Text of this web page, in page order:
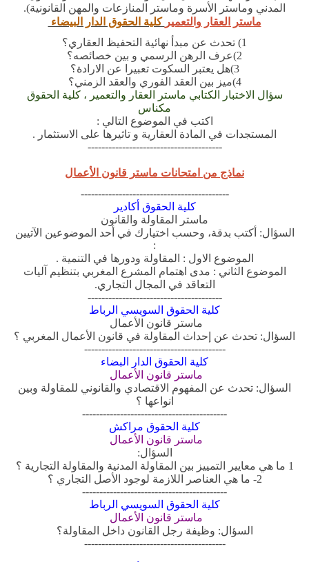
المدني وماستر الأسرة وماستر المنازعات والمهن القانونية).
ماستر العقار والتعمير كلية الحقوق الدار البيضاء
1) تحدث عن مبدأ نهائية التحفيظ العقاري؟
2)عرف الرهن الرسمي و بين خصائصه؟
3)هل يعتبر السكوت تعبيرا عن الارادة؟
4)ميز بين العقد الفوري والعقد الزمني؟
سؤال الاختبار الكتابي ماستر العقار والتعمير ، كلية الحقوق
مكناس
اكتب في الموضوع التالي :
المستجدات في المادة العقارية و تاثيرها على الاستثمار .
---------------------------------------
نماذج من امتحانات ماستر قانون الأعمال
-------------------------------------------
كلية الحقوق أكادير
ماستر المقاولة والقانون
السؤال: أكتب بدقة، وحسب اختيارك في أحد الموضوعين الآتيين
:
الموضوع الاول : المقاولة ودورها في التنمية .
الموضوع الثاني : مدى اهتمام المشرع المغربي بتنظيم آليات
التعاقد في المجال التجاري.
---------------------------------------
كلية الحقوق السويسي الرباط
ماستر قانون الأعمال
السؤال: تحدث عن إحداث المقاولة في قانون الأعمال المغربي ؟
-----------------------------------------
كلية الحقوق الدار البضاء
ماستر قانون الأعمال
السؤال: تحدث عن المفهوم الاقتصادي والقانوني للمقاولة وبين
انواعها ؟
------------------------------------------
كلية الحقوق مراكش
ماستر قانون الأعمال
السؤال:
1 ما هي معايير التمييز بين المقاولة المدنية والمقاولة التجارية ؟
2- ما هي العناصر اللازمة لوجود الأصل التجاري ؟
------------------------------------------
كلية الحقوق السويسي الرباط
ماستر قانون الأعمال
السؤال: وظيفة رجل القانون داخل المقاولة؟
-----------------------------------------